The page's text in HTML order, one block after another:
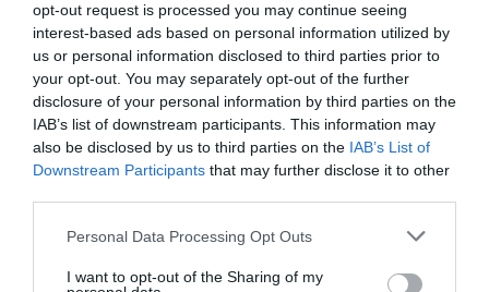
opt-out request is processed you may continue seeing
interest-based ads based on personal information utilized by
us or personal information disclosed to third parties prior to
your opt-out. You may separately opt-out of the further
disclosure of your personal information by third parties on the
IAB’s list of downstream participants. This information may
also be disclosed by us to third parties on the IAB’s List of
Downstream Participants that may further disclose it to other
Personal Data Processing Opt Outs
I want to opt-out of the Sharing of my
Akcesoria w
zestawie
Szyny montażowe, kierownica napowietrzna,
płyta bazowa SAS3
Zgodność z
normami
Certyfikat FCC Class B, UL, TUV, BSMI, cUL,
CCC, CE/EMC
Zasilacz Zasilacz
Wymagane
AC 120/230 V (50 - 60 Hz)
PLUS